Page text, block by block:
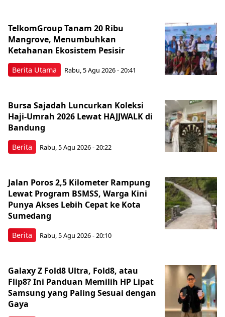
Berita Utama
TelkomGroup Tanam 20 Ribu
Mangrove, Menumbuhkan
Ketahanan Ekosistem Pesisir
Rabu, 5 Agu 2026 - 20:41
Berita
Bursa Sajadah Luncurkan Koleksi
Haji-Umrah 2026 Lewat HAJJWALK di
Bandung
Rabu, 5 Agu 2026 - 20:22
Berita
Jalan Poros 2,5 Kilometer Rampung
Lewat Program BSMSS, Warga Kini
Punya Akses Lebih Cepat ke Kota
Sumedang
Rabu, 5 Agu 2026 - 20:10
Galaxy Z Fold8 Ultra, Fold8, atau
Flip8? Ini Panduan Memilih HP Lipat
Samsung yang Paling Sesuai dengan
Gaya